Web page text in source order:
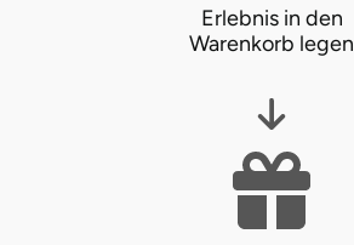
Erlebnis in den
Warenkorb legen